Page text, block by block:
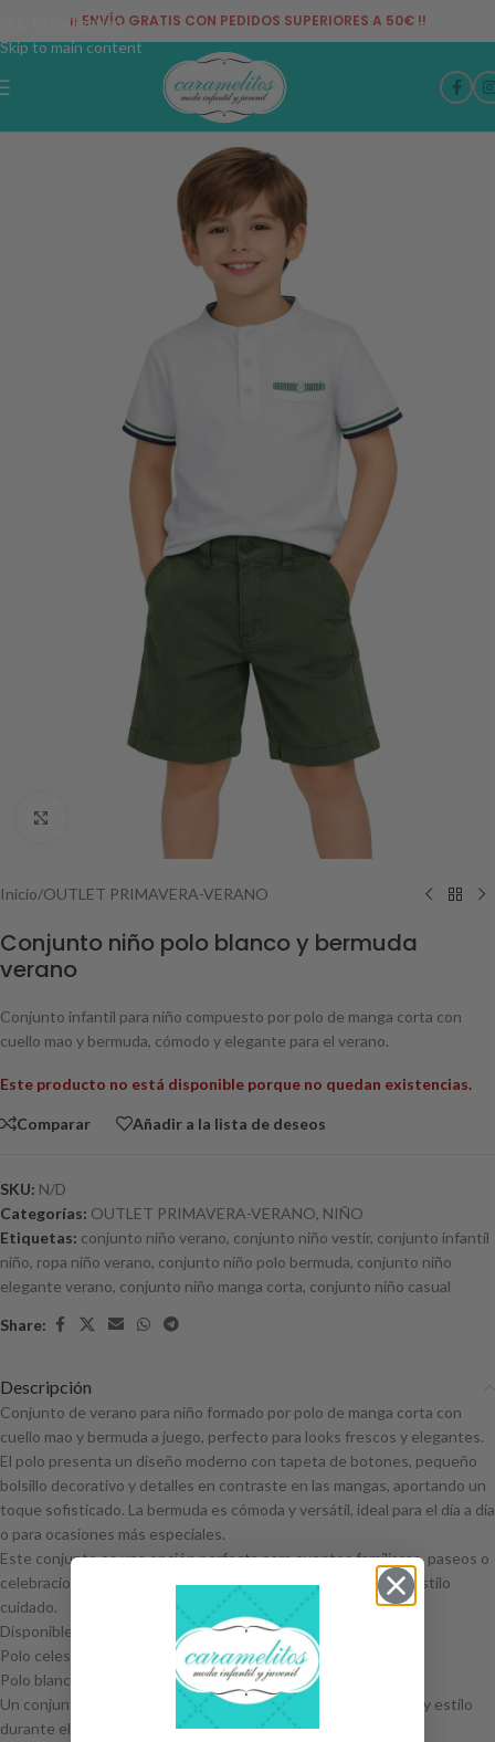
Skip to navigation
Skip to main content
¡¡ ENVÍO GRATIS CON PEDIDOS SUPERIORES A 50€ !!
Inicio/OUTLET PRIMAVERA-VERANO
Conjunto niño polo blanco y bermuda
verano
Conjunto infantil para niño compuesto por polo de manga corta con
cuello mao y bermuda, cómodo y elegante para el verano.
Este producto no está disponible porque no quedan existencias.
Comparar Añadir a la lista de deseos
SKU: N/D
Categorías: OUTLET PRIMAVERA-VERANO, NIÑO
Etiquetas: conjunto niño verano, conjunto niño vestir, conjunto infantil
niño, ropa niño verano, conjunto niño polo bermuda, conjunto niño
elegante verano, conjunto niño manga corta, conjunto niño casual
Share:
Descripción
Conjunto de verano para niño formado por polo de manga corta con
cuello mao y bermuda a juego, perfecto para looks frescos y elegantes.
El polo presenta un diseño moderno con tapeta de botones, pequeño
bolsillo decorativo y detalles en contraste en las mangas, aportando un
toque sofisticado. La bermuda es cómoda y versátil, ideal para el día a día
o para ocasiones más especiales.
Este conjunto es una opción perfecta para eventos familiares, paseos o
celebraciones de verano, ya que combina comodidad con un estilo
cuidado.
Disponible en dos combinaciones de color:
Polo celeste con bermuda azul marino
Polo blanco con bermuda verde
Un conjunto ideal para niños que buscan comodidad, frescura y estilo
durante el verano.